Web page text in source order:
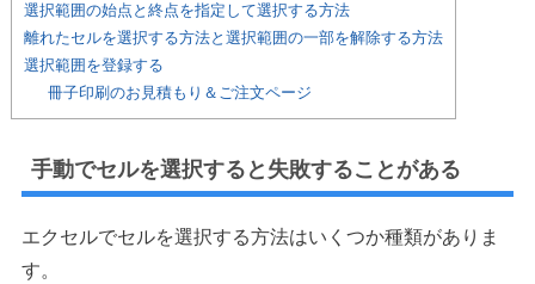
選択範囲の始点と終点を指定して選択する方法
離れたセルを選択する方法と選択範囲の一部を解除する方法
選択範囲を登録する
冊子印刷のお見積もり＆ご注文ページ
手動でセルを選択すると失敗することがある
エクセルでセルを選択する方法はいくつか種類がありま
す。